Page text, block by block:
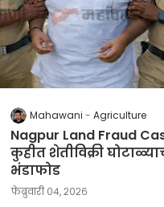
Mahawani Agriculture
Nagpur Land Fraud
कुहीत शेतीविक्री
भंडाफोड
फेब्रुवारी ०४, २०२६